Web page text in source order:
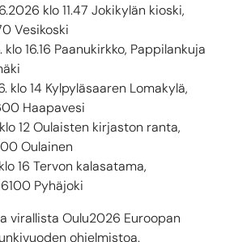
klo 11.47 Jokikylän kioski,
Vesikoski
klo 16.16 Paanukirkko, Pappilankuja
klo 14 Kylpyläsaaren Lomakylä,
Haapavesi
12 Oulaisten kirjaston ranta,
Oulainen
16 Tervon kalasatama,
Pyhäjoki
virallista Oulu2026 Euroopan
ohjelmistoa.